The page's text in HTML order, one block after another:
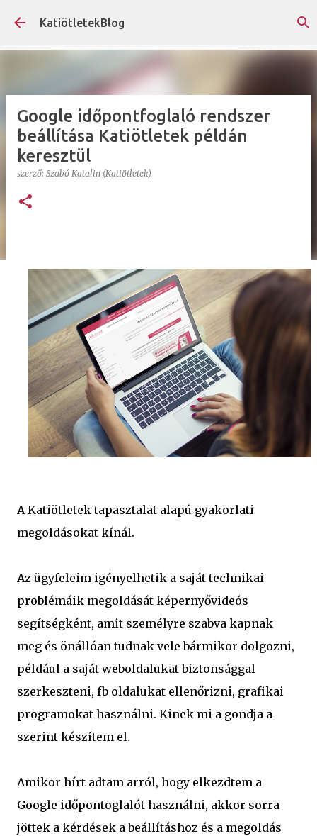
Ugrás a fő tartalomra
KatiötletekBlog
Google időpontfoglaló rendszer
beállítása Katiötletek példán
keresztül
szerző: Szabó Katalin (Katiötletek)
A Katiötletek tapasztalat alapú gyakorlati
megoldásokat kínál.
Az ügyfeleim igényelhetik a saját technikai
problémáik megoldását képernyővideós
segítségként, amit személyre szabva kapnak
meg és önállóan tudnak vele bármikor dolgozni,
például a saját weboldalukat biztonsággal
szerkeszteni, fb oldalukat ellenőrizni, grafikai
programokat használni. Kinek mi a gondja a
szerint készítem el.
Amikor hírt adtam arról, hogy elkezdtem a
Google időpontoglalót használni, akkor sorra
jöttek a kérdések a beállításhoz és a megoldás